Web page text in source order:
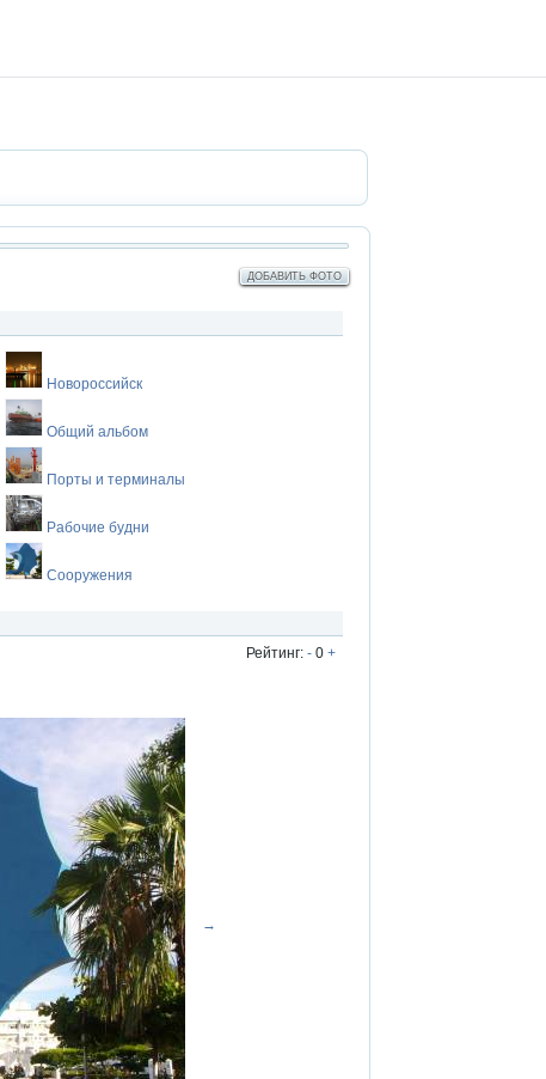
ДОБАВИТЬ ФОТО
Новороссийск
Общий альбом
Порты и терминалы
Рабочие будни
Сооружения
Рейтинг: - 0 +
→